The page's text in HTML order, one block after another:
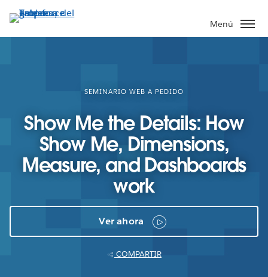
contenido
Menú
SEMINARIO WEB A PEDIDO
Show Me the Details: How
Show Me, Dimensions,
Measure, and Dashboards
work
Ver ahora
COMPARTIR